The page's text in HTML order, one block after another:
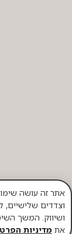
וצדדים שלישיים,
ושיווק. המשך
את מדיניות